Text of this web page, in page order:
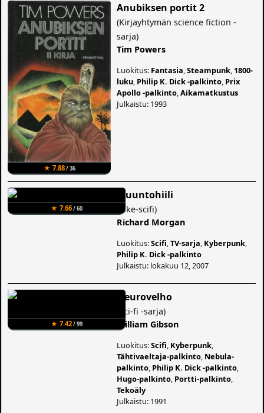
★ 7.88/ 36
Anubiksen portit 2
(Kirjayhtymän science fiction -
sarja)
Tim Powers
Luokitus: Fantasia ,Steampunk 1800-
luku Philip K. Dick -palkinto Prix
Apollo -palkinto ,Aikamatkustus
Julkaistu: 1993
★ 7.66/ 60
Muuntohiili
Like-scifi)
Richard Morgan
Luokitus:Scifi ,TV-sarja Kyberpunk
Philip K. Dick -palkinto
Julkaistu: lokakuu 12, 2007
★ 7.42/ 99
Neurovelho
Sci-fi -sarja)
William Gibson
Luokitus:Scifi Kyberpunk
Tähtivaeltaja-palkinto Nebula-
palkinto Philip K. Dick -palkinto
Hugo-palkinto Portti-palkinto
Tekoäly
Julkaistu: 1991